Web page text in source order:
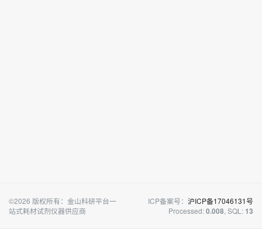
©2026 版权所有：金山科研平台一
站式耗材试剂仪器供应商
ICP备案号： 沪ICP备17046131号
Processed:0.008, SQL: 13